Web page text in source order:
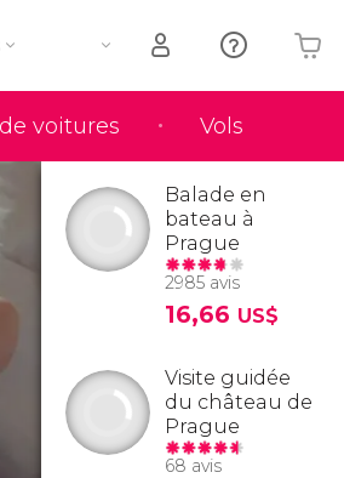
voitures Vols
Votre panier est vide
Balade en
bateau à
Prague
2985 avis
16,66 US$
Visite guidée
du château de
Prague
68 avis